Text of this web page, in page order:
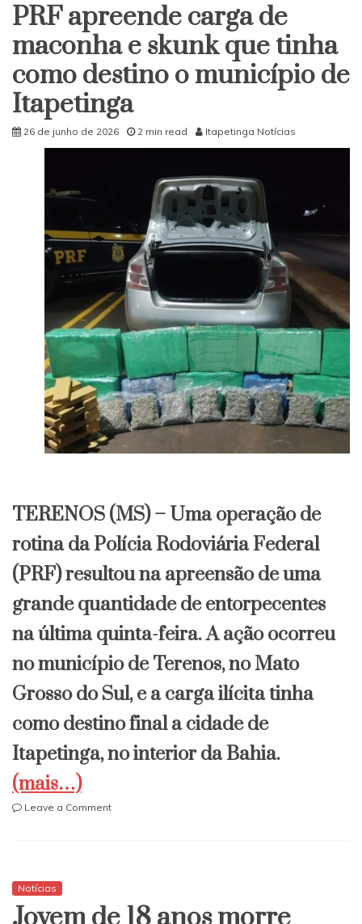
PRF apreende carga de
maconha e skunk que tinha
como destino o município de
Itapetinga
26 de junho de 2026 2 min read Itapetinga Notícias
​TERENOS (MS) – Uma operação de
rotina da Polícia Rodoviária Federal
(PRF) resultou na apreensão de uma
grande quantidade de entorpecentes
na última quinta-feira. A ação ocorreu
no município de Terenos, no Mato
Grosso do Sul, e a carga ilícita tinha
como destino final a cidade de
Itapetinga, no interior da Bahia.
(mais…)
Leave a Commenton
skunk
Notícias